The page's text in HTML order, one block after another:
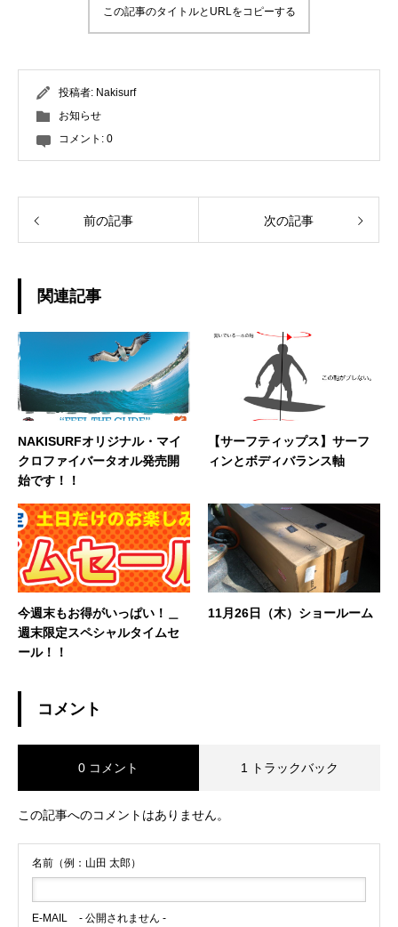
この記事のタイトルとURLをコピーする
投稿者: Nakisurf
お知らせ
コメント: 0
前の記事 次の記事
関連記事
NAKISURFオリジナル・マイ
クロファイバータオル発売開
始です！！
【サーフティップス】サーフ
ィンとボディバランス軸
今週末もお得がいっぱい！＿
週末限定スペシャルタイムセ
ール！！
11月26日（木）ショールーム
コメント
0 コメント 1 トラックバック
この記事へのコメントはありません。
名前（例：山田 太郎）
E-MAIL - 公開されません -